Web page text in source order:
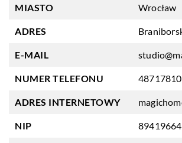
MIASTO Wrocław
ADRES
E-MAIL
NUMER TELEFONU
ADRES INTERNETOWY
NIP